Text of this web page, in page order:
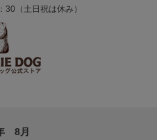
（土日祝は休み）
8月